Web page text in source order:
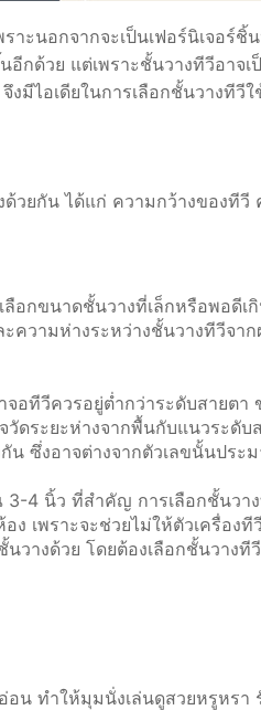
ะนอกจากจะเป็นเฟอร์นิเจอร์
กด้วย แต่เพราะชั้นวางทีวีอาจเ
มีไอเดียในการเลือกชั้นวางทีวี
วยกัน ได้แก่ ความกว้างของทีวี
กขนาดชั้นวางที่เล็กหรือพอดีเ
วามห่างระหว่างชั้นวางทีวีจา
อทีวีควรอยู่ต่ำกว่าระดับสายตา
ดระยะห่างจากพื้นกับแนวระดับ
น ซึ่งอาจต่างจากตัวเลขนั้นปร
3-4 นิ้ว ที่สำคัญ การเลือกชั้นวา
ง เพราะจะช่วยไม่ให้ตัวเครื่อง
างด้วย โดยต้องเลือกชั้นวางที
น ทำให้มุมนั่งเล่นดูสวยหรูหรา